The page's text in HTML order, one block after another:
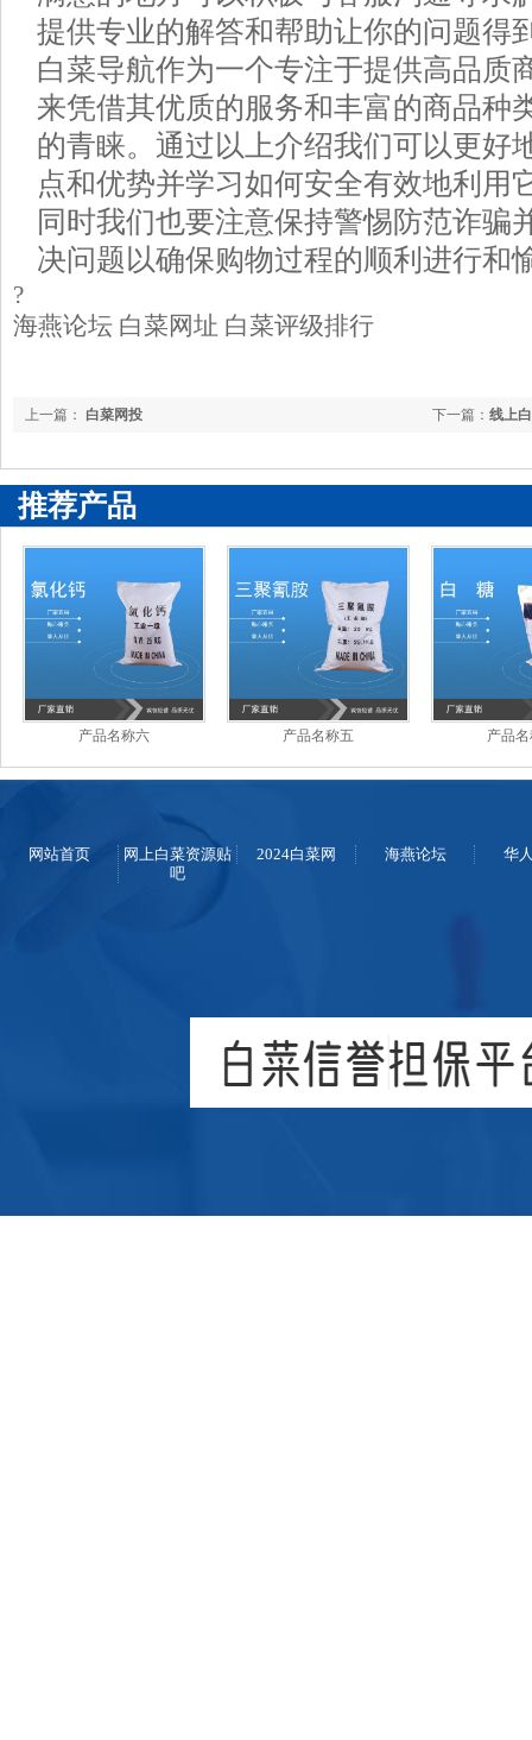
提供专业的解答和帮助让你的问题得
白菜导航作为一个专注于提供高品质
来凭借其优质的服务和丰富的商品种
的青睐。通过以上介绍我们可以更好
点和优势并学习如何安全有效地利用
同时我们也要注意保持警惕防范诈骗
决问题以确保购物过程的顺利进行和
?
海燕论坛 白菜网址 白菜评级排行
下一篇： 线上
上一篇： 白菜网投
推荐产品
产品名称六 产品名称五 产品
网站首页
网上白菜资源贴
吧
2024白菜网 海燕论坛 华